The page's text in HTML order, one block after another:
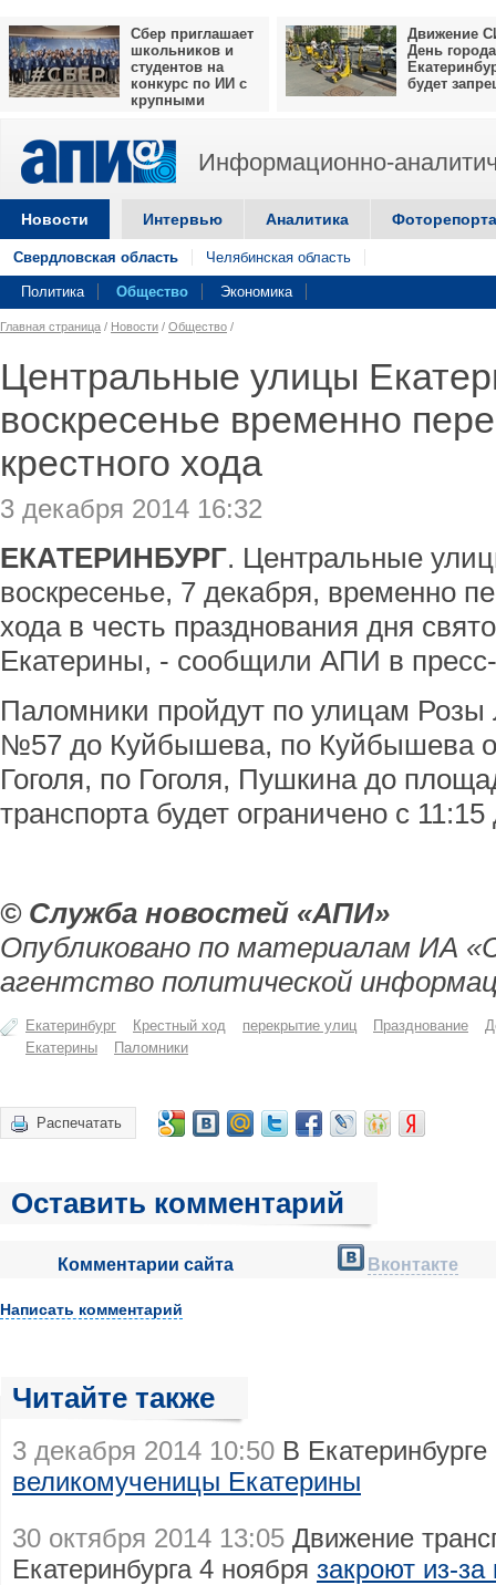
Сбер приглашает
школьников и
студентов на
конкурс по ИИ с
крупными
Движение
День города
будет
Информационно-
Новости Интервью Аналитика
Свердловская область Челябинская область
Политика Общество Экономика
Главная страница / Новости / Общество /
Центральные улицы
воскресенье временно
крестного хода
3 декабря 2014 16:32
ЕКАТЕРИНБУРГ. Центральные
воскресенье, 7 декабря, временно
хода в честь празднования дня
Екатерины, - сообщили АПИ в
Паломники пройдут по улицам Розы
№57 до Куйбышева, по Куйбышева
Гоголя, по Гоголя, Пушкина до
транспорта будет ограничено с
© Служба новостей «АПИ»
Опубликовано по материалам ИА
агентство политической
Екатеринбург Крестный ход перекрытие улиц Празднование
Екатерины
Паломники
Распечатать
Оставить комментарий
Комментарии сайта Вконтакте
Написать комментарий
Читайте также
3 декабря 2014 10:50 В
великомученицы Екатерины
30 октября 2014 13:05 Движение
Екатеринбурга 4 ноября закроют из-за